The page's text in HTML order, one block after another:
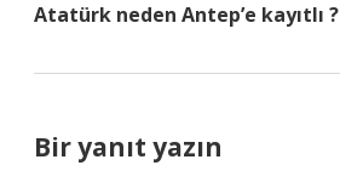
Atatürk neden Antep’e kayıtlı ?
Bir yanıt yazın